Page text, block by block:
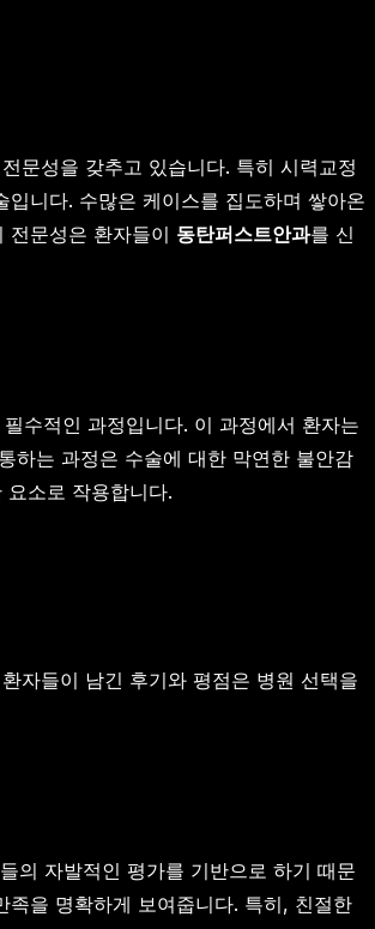
문성을 갖추고 있습니다. 특히 시력교정
니다. 수많은 케이스를 집도하며 쌓아온
전문성은 환자들이 동탄퍼스트안과를 신
수적인 과정입니다. 이 과정에서 환자는
하는 과정은 수술에 대한 막연한 불안감
요소로 작용합니다.
자들이 남긴 후기와 평점은 병원 선택을
의 자발적인 평가를 기반으로 하기 때문
을 명확하게 보여줍니다. 특히, 친절한